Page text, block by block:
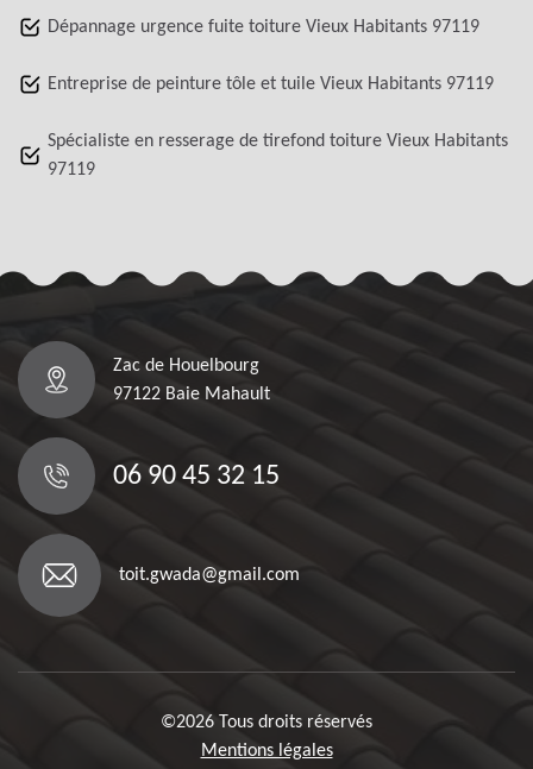
Dépannage urgence fuite toiture Vieux Habitants 97119
Entreprise de peinture tôle et tuile Vieux Habitants 97119
Spécialiste en resserage de tirefond toiture Vieux Habitants
97119
Zac de Houelbourg
97122 Baie Mahault
06 90 45 32 15
toit.gwada@gmail.com
©2026 Tous droits réservés
Mentions légales